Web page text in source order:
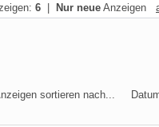
6 Nur neue Anzeigen
sortieren nach...